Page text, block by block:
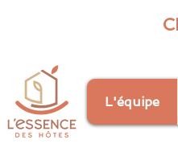
L'équipe